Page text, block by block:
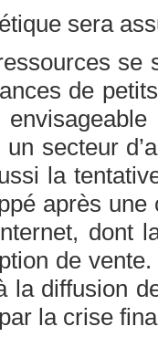
sera
se
de
secteur
la
après
dont
de
la diffusion
la crise